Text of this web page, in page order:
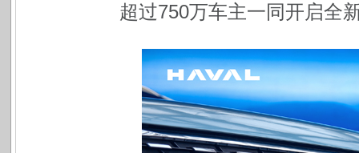
超过750万车主一同开启全